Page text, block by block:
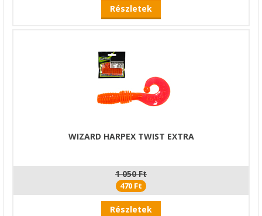
Részletek
WIZARD HARPEX TWIST EXTRA
1 050 Ft
470 Ft
Részletek